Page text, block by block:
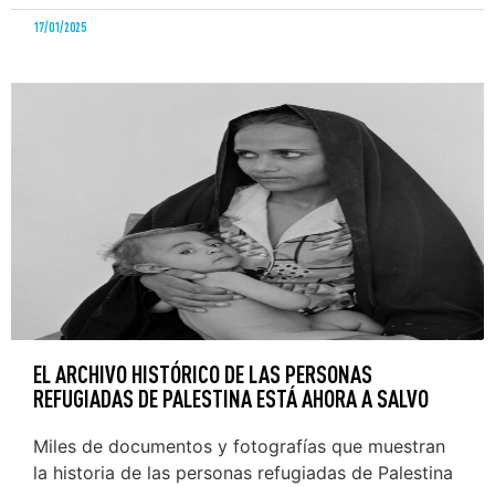
17/01/2025
EL ARCHIVO HISTÓRICO DE LAS PERSONAS
REFUGIADAS DE PALESTINA ESTÁ AHORA A SALVO
Miles de documentos y fotografías que muestran
la historia de las personas refugiadas de Palestina